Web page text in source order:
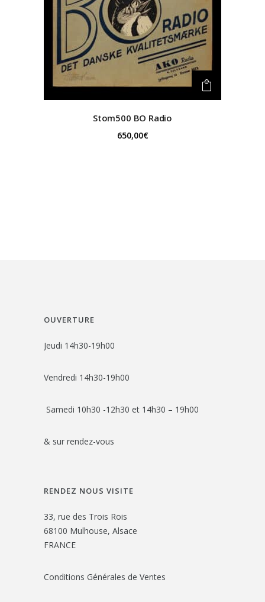
Stom500 BO Radio
650,00€
OUVERTURE
Jeudi 14h30-19h00
Vendredi 14h30-19h00
Samedi 10h30 -12h30 et 14h30 – 19h00
& sur rendez-vous
RENDEZ NOUS VISITE
33, rue des Trois Rois
68100 Mulhouse, Alsace
FRANCE
Conditions Générales de Ventes